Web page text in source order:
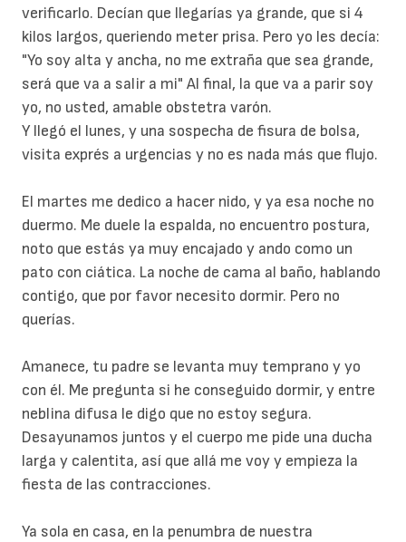
verificarlo. Decían que llegarías ya grande, que si 4
kilos largos, queriendo meter prisa. Pero yo les decía:
"Yo soy alta y ancha, no me extraña que sea grande,
será que va a salir a mi" Al final, la que va a parir soy
yo, no usted, amable obstetra varón.
Y llegó el lunes, y una sospecha de fisura de bolsa,
visita exprés a urgencias y no es nada más que flujo.
El martes me dedico a hacer nido, y ya esa noche no
duermo. Me duele la espalda, no encuentro postura,
noto que estás ya muy encajado y ando como un
pato con ciática. La noche de cama al baño, hablando
contigo, que por favor necesito dormir. Pero no
querías.
Amanece, tu padre se levanta muy temprano y yo
con él. Me pregunta si he conseguido dormir, y entre
neblina difusa le digo que no estoy segura.
Desayunamos juntos y el cuerpo me pide una ducha
larga y calentita, así que allá me voy y empieza la
fiesta de las contracciones.
Ya sola en casa, en la penumbra de nuestra